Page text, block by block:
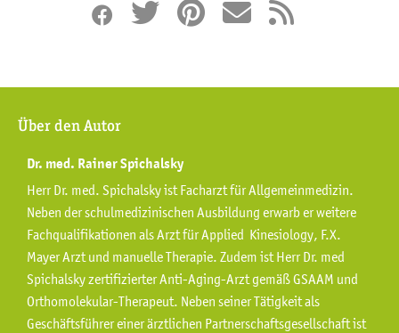
Über den Autor
Dr. med. Rainer Spichalsky
Herr Dr. med. Spichalsky ist Facharzt für Allgemeinmedizin.
Neben der schulmedizinischen Ausbildung erwarb er weitere
Fachqualifikationen als Arzt für Applied Kinesiology, F.X.
Mayer Arzt und manuelle Therapie. Zudem ist Herr Dr. med
Spichalsky zertifizierter Anti-Aging-Arzt gemäß GSAAM und
Orthomolekular-Therapeut. Neben seiner Tätigkeit als
Geschäftsführer einer ärztlichen Partnerschaftsgesellschaft ist